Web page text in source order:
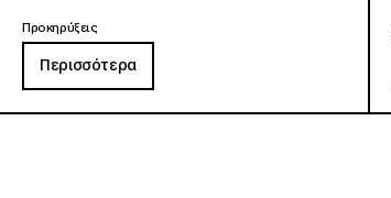
Προκηρύξεις
Περισσότερα